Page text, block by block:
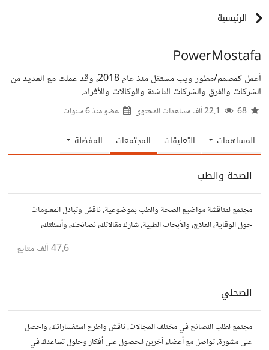
الرئيسية
PowerMostafa
أعمل كمصمم/مطور ويب مستقل منذ عام 2018، وقد عملت مع العديد من
الشركات والفرق والشركات الناشئة والوكالات والأفراد.
عضو منذ6 سنوات
المساهمات التعليقات المجتمعات المفضلة
الصحة والطب
مجتمع لمناقشة مواضيع الصحة والطب بموضوعية. ناقش وتبادل المعلومات
حول الوقاية، العلاج، والأبحاث الطبية. شارك مقالاتك، نصائحك، وأسئلتك،
47.6 ألف متابع
انصحني
مجتمع لطلب النصائح في مختلف المجالات. ناقش واطرح استفساراتك، واحصل
على مشورة. تواصل مع أعضاء آخرين للحصول على أفكار وحلول تساعدك في